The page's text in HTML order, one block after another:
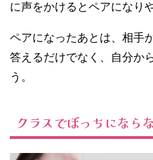
に声をかけるとペアになり
ペアになったあとは、相手
答えるだけでなく、自分か
う。
クラスでぼっちになら